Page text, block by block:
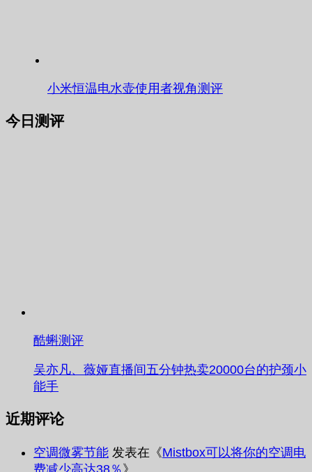
小米恒温电水壶使用者视角测评
今日测评
酷蝌测评
吴亦凡、薇娅直播间五分钟热卖20000台的护颈小
能手
近期评论
空调微雾节能 发表在《Mistbox可以将你的空调电
费减少高达38％》